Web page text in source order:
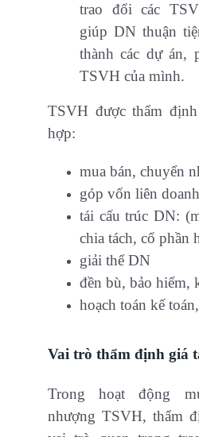
trao đổi các
giúp DN thuận
thành các dự án,
TSVH của mình.
TSVH được thẩm
hợp:
mua bán, chuyển
góp vốn liên doanh
tái cấu trúc DN:
chia tách, cổ
giải thể DN
đền bù, bảo hiểm,
hoạch toán kế
Vai trò thẩm định giá
Trong hoạt động
nhượng TSVH, thẩm